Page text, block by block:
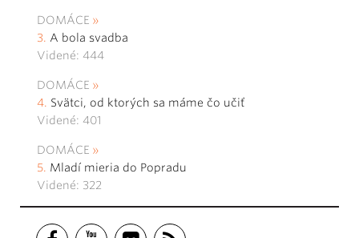
DOMÁCE
A bola svadba
Videné: 444
DOMÁCE
Svätci, od ktorých sa máme čo učiť
Videné: 401
DOMÁCE
Mladí mieria do Popradu
Videné: 322